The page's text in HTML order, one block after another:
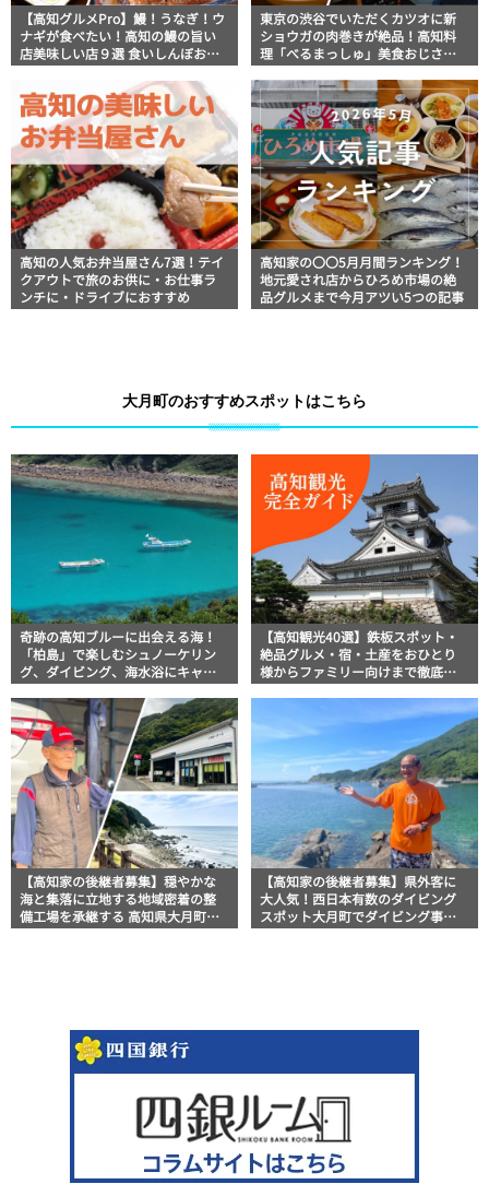
【高知グルメPro】鰻！うなぎ！ウ
ナギが食べたい！高知の鰻の旨い
店美味しい店９選 食いしんぼおじ
セレクション
東京の渋谷でいただくカツオに新
ショウガの肉巻きが絶品！高知料
理「べるまっしゅ」美食おじさん
知グルメPro】
高知の人気お弁当屋さん7選！テイ
クアウトで旅のお供に・お仕事ラ
ンチに・ドライブにおすすめ
高知家の〇〇5月月間ランキング！
地元愛され店からひろめ市場の絶
品グルメまで今月アツい5つの記事
大月町のおすすめスポットはこちら
奇跡の高知ブルーに出会える海！
「柏島」で楽しむシュノーケリン
グ、ダイビング、海水浴にキャン
底紹介
【高知観光40選】鉄板スポット・
絶品グルメ・宿・土産をおひとり
様からファミリー向けまで徹底解
【高知家の後継者募集】穏やかな
海と集落に立地する地域密着の整
備工場を承継する 高知県大月町
【高知家の後継者募集】県外客に
大人気！西日本有数のダイビング
スポット大月町でダイビング事業